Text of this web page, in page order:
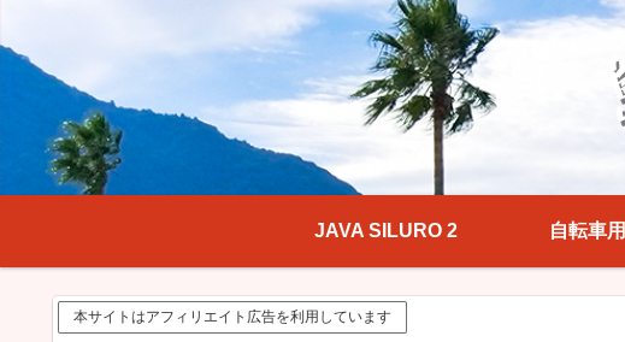
JAVA SILURO 2 自転車
本サイトはアフィリエイト広告を利用しています